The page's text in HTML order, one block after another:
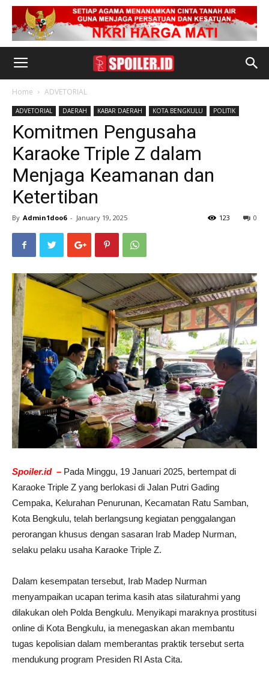
Home ADVETORIAL
ADVETORIAL DAERAH KABAR DAERAH KOTA BENGKULU POLITIK
Komitmen Pengusaha
Karaoke Triple Z dalam
Menjaga Keamanan dan
Ketertiban
By Admin1doo6 - January 19, 2025 0
123
Spoiler.id – Pada Minggu, 19 Januari 2025, bertempat di
Karaoke Triple Z yang berlokasi di Jalan Putri Gading
Cempaka, Kelurahan Penurunan, Kecamatan Ratu Samban,
Kota Bengkulu, telah berlangsung kegiatan penggalangan
perorangan khusus dengan sasaran Irab Madep Nurman,
selaku pelaku usaha Karaoke Triple Z.
Dalam kesempatan tersebut, Irab Madep Nurman
menyampaikan ucapan terima kasih atas silaturahmi yang
dilakukan oleh Polda Bengkulu. Menyikapi maraknya prostitusi
online di Kota Bengkulu, ia menegaskan akan membantu
tugas kepolisian dalam memberantas praktik tersebut serta
mendukung program Presiden RI Asta Cita.